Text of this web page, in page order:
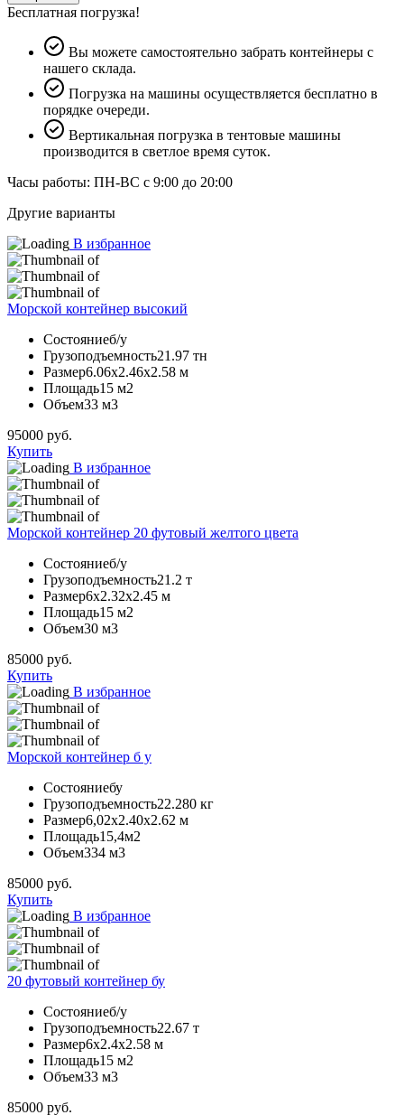
Бесплатная погрузка!
Вы можете самостоятельно забрать контейнеры с
нашего склада.
Погрузка на машины осуществляется бесплатно в
порядке очереди.
Вертикальная погрузка в тентовые машины
производится в светлое время суток.
Часы работы: ПН-ВС с 9:00 до 20:00
Другие варианты
В избранное
Морской контейнер высокий
Состояниеб/у
Грузоподъемность21.97 тн
Размер6.06х2.46х2.58 м
Площадь15 м2
Объем33 м3
95000 руб.
Купить
В избранное
Морской контейнер 20 футовый желтого цвета
Состояниеб/у
Грузоподъемность21.2 т
Размер6х2.32х2.45 м
Площадь15 м2
Объем30 м3
85000 руб.
Купить
В избранное
Морской контейнер б у
Состояниебу
Грузоподъемность22.280 кг
Размер6,02х2.40х2.62 м
Площадь15,4м2
Объем334 м3
85000 руб.
Купить
В избранное
20 футовый контейнер бу
Состояниеб/у
Грузоподъемность22.67 т
Размер6х2.4х2.58 м
Площадь15 м2
Объем33 м3
85000 руб.